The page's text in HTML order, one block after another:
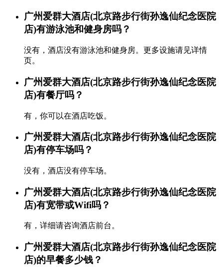
广州爱群大酒店(北京路步行街孙逸仙纪念医院
店)有游泳池和健身房吗？
没有，酒店没有游泳池和健身房。更多设施请见详情
页。
广州爱群大酒店(北京路步行街孙逸仙纪念医院
店)有餐厅吗？
有，你可以在酒店吃饭。
广州爱群大酒店(北京路步行街孙逸仙纪念医院
店)有停车场吗？
没有，酒店没有停车场。
广州爱群大酒店(北京路步行街孙逸仙纪念医院
店)有宽带或Wifi吗？
有，详细请咨询酒店前台。
广州爱群大酒店(北京路步行街孙逸仙纪念医院
店)的早餐多少钱？